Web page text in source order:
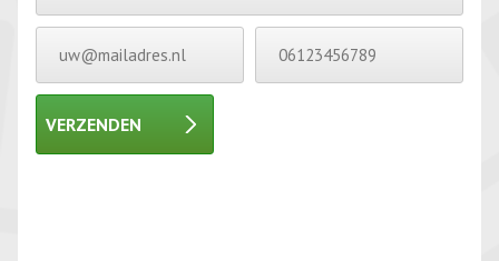
VERZENDEN